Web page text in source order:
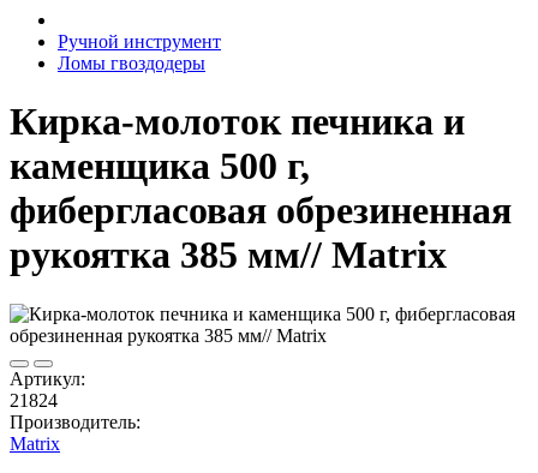
Ручной инструмент
Ломы гвоздодеры
Кирка-молоток печника и
каменщика 500 г,
фибергласовая обрезиненная
рукоятка 385 мм// Matrix
Артикул:
21824
Производитель:
Matrix